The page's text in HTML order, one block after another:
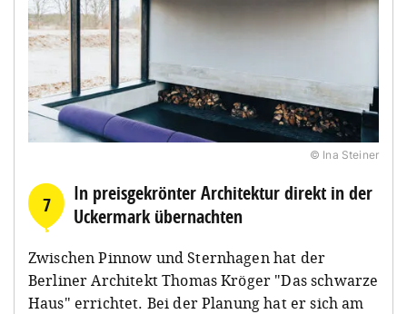
© Ina Steiner
7
In preisgekrönter Architektur direkt in der
Uckermark übernachten
Zwischen Pinnow und Sternhagen hat der
Berliner Architekt Thomas Kröger "Das schwarze
Haus" errichtet. Bei der Planung hat er sich am